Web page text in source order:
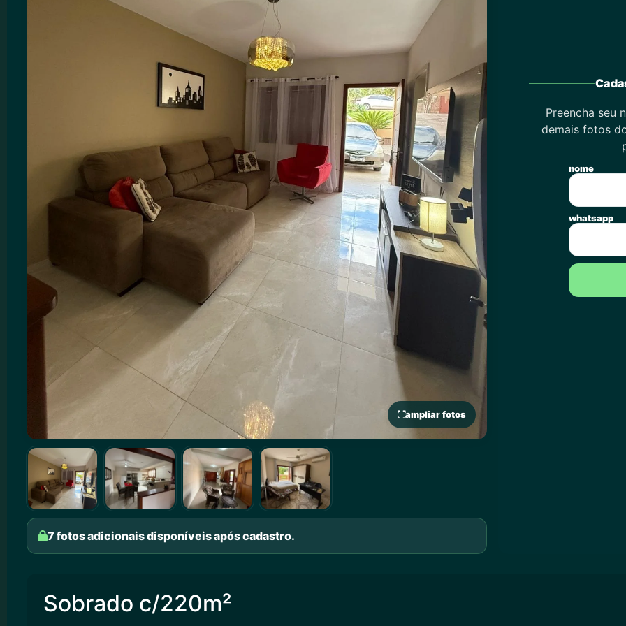
ampliar fotos
7 fotos adicionais disponíveis após cadastro.
Preencha seu
demais fotos
nome
whatsapp
Sobrado c/220m²